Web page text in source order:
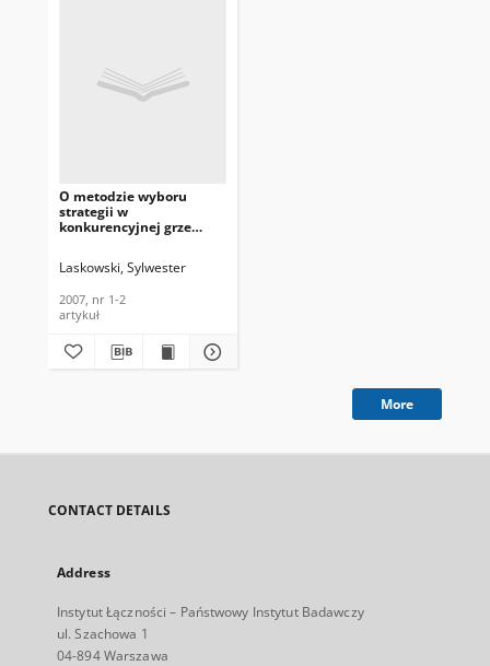
O metodzie wyboru
strategii w
konkurencyjnej grze
przypadki AHB i ABH.
Techniki Informacyjne,
2007, nr 1-2
Laskowski, Sylwester
2007, nr 1-2
artykuł
More
CONTACT DETAILS
Address
Instytut Łączności – Państwowy Instytut Badawczy
ul. Szachowa 1
04-894 Warszawa